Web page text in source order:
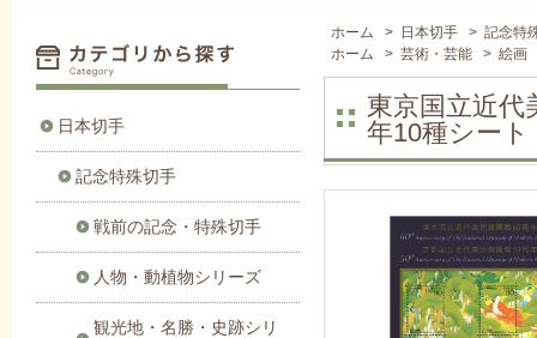
ホーム > 日本切手 > 記念特
ホーム
> 芸術・芸能 > 絵画
東京国立近代
年10種シート
日本切手
記念特殊切手
戦前の記念・特殊切手
人物・動植物シリーズ
観光地・名勝・史跡シリ